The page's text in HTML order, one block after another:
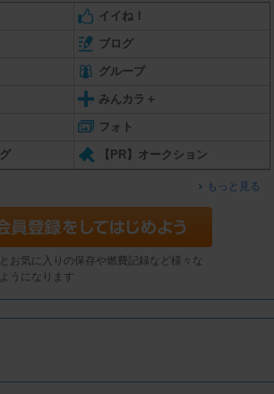
イイね！
ブログ
グループ
みんカラ＋
フォト
【PR】オークション
もっと見る
お気に入りの保存や燃費記録など様々な
うになります